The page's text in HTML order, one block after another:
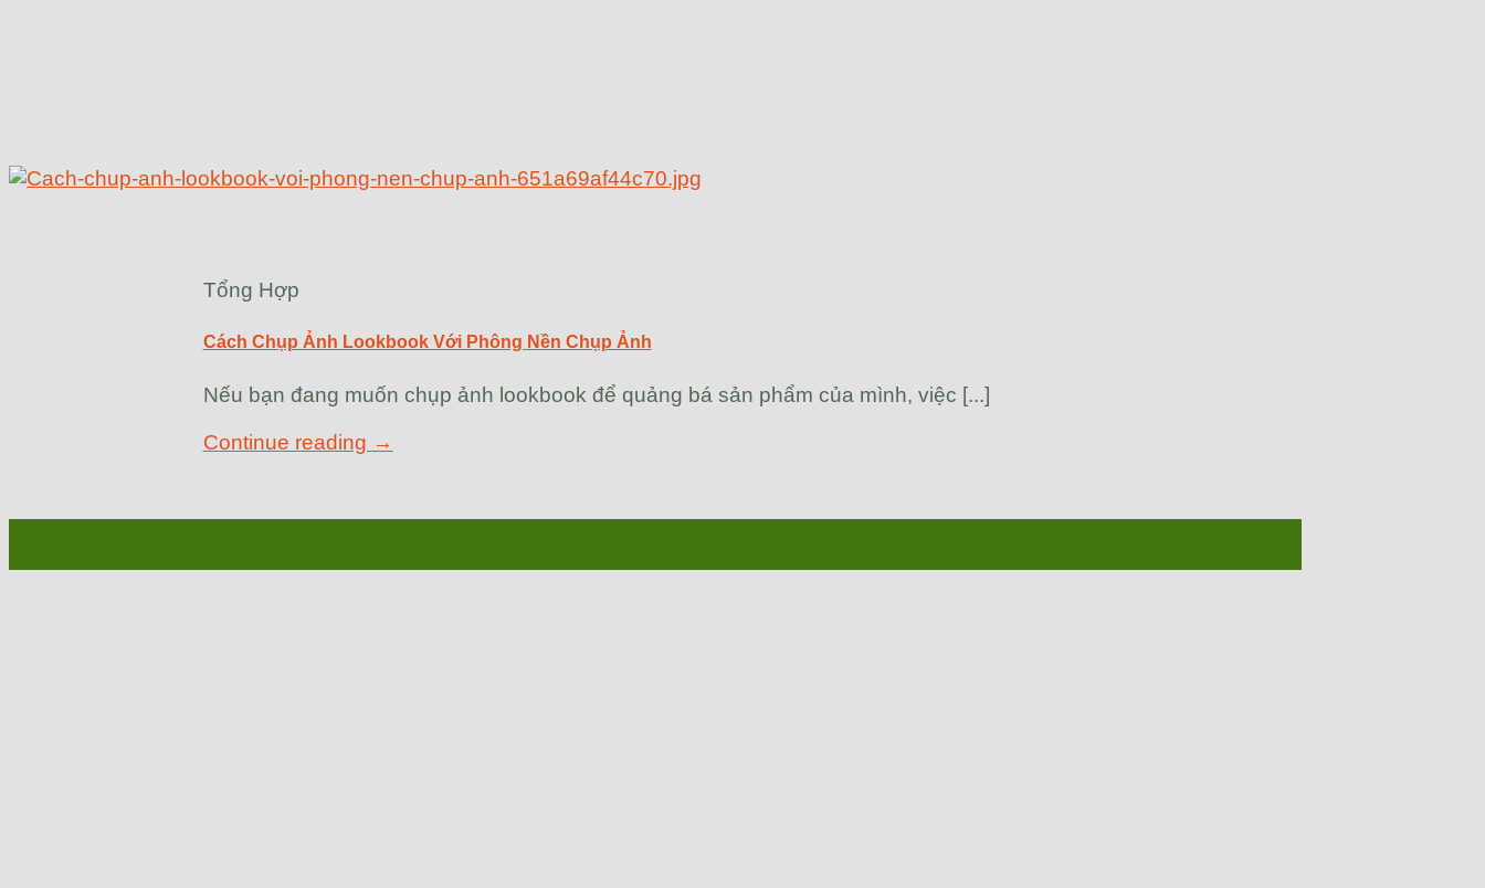
Tổng Hợp
Cách Chụp Ảnh Lookbook Với Phông Nền Chụp Ảnh
Nếu bạn đang muốn chụp ảnh lookbook để quảng bá sản phẩm của mình, việc [...]
Continue reading →